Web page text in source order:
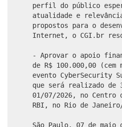
perfil do público
atualidade e
propostos para o
Internet, o CGI.br
- Aprovar o apoio
de R$ 100.000,00
evento CyberSecurity
que será realizado de
01/07/2026, no Centro
RBI, no Rio de
São Paulo, 07 de maio